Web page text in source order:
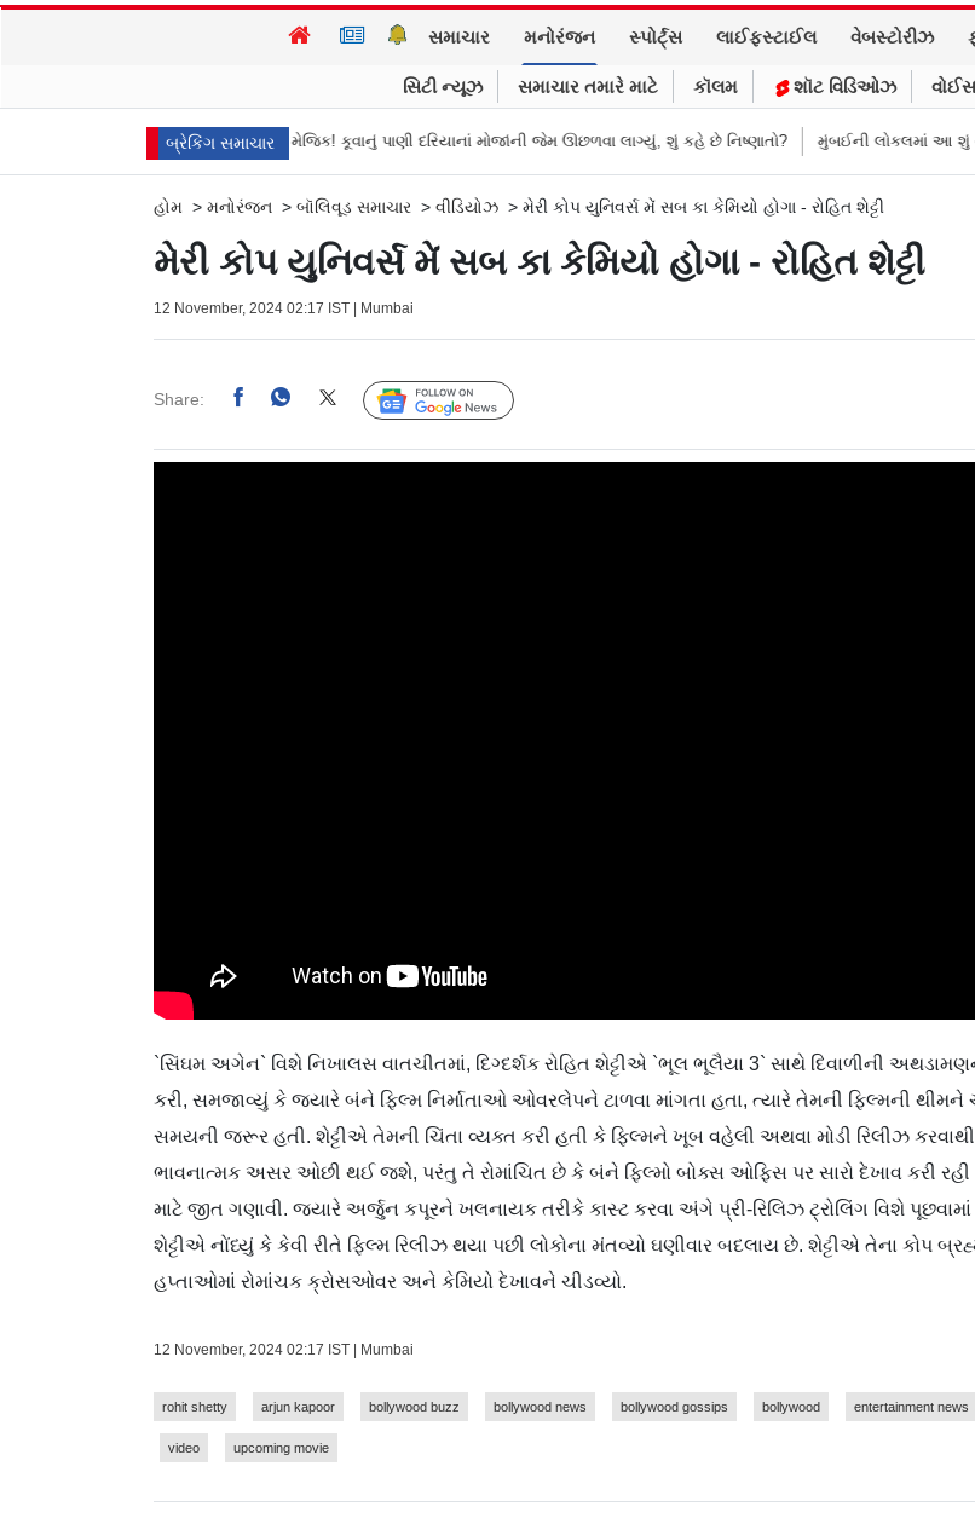
સમાચાર મનોરંજન સ્પોર્ટ્સ લાઈફસ્ટાઈલ વેબસ્ટોરીઝ
સિટી ન્યૂઝ સમાચાર તમારે માટે કૉલમ શૉટ વિડિઓઝ
બ્રેકિંગ સમાચાર
Gujarat News: મોરબીમાં મેજિક! કૂવાનું પાણી દરિયાનાં મોજાંની જેમ ઊછળવા લાગ્યું, શું કહે છે નિષ્ણાતો? મુંબઈની લોકલમાં આ શું થઈ રહ્યું છે!
હોમ > મનોરંજન > બૉલિવૂડ સમાચાર > વીડિયોઝ > મેરી કોપ યુનિવર્સ મેં સબ કા કેમિયો હોગા - રોહિત શેટ્ટી
મેરી કોપ યુનિવર્સ મેં સબ કા કેમિયો હોગા - રોહિત શેટ્ટી
12 November, 2024 02:17 IST | Mumbai
Share: Follow Us
`સિંઘમ અગેન` વિશે નિખાલસ વાતચીતમાં, દિગ્દર્શક રોહિત શેટ્ટીએ `ભૂલ ભૂલૈયા 3` સાથે દિવાળીની
કરી, સમજાવ્યું કે જ્યારે બંને ફિલ્મ નિર્માતાઓ ઓવરલેપને ટાળવા માંગતા હતા, ત્યારે તેમની ફિલ્મની થીમને
સમયની જરૂર હતી. શેટ્ટીએ તેમની ચિંતા વ્યક્ત કરી હતી કે ફિલ્મને ખૂબ વહેલી અથવા મોડી રિલીઝ
ભાવનાત્મક અસર ઓછી થઈ જશે, પરંતુ તે રોમાંચિત છે કે બંને ફિલ્મો બોક્સ ઓફિસ પર સારો દેખાવ કરી
માટે જીત ગણાવી. જ્યારે અર્જુન કપૂરને ખલનાયક તરીકે કાસ્ટ કરવા અંગે પ્રી-રિલિઝ ટ્રોલિંગ વિશે
શેટ્ટીએ નોંધ્યું કે કેવી રીતે ફિલ્મ રિલીઝ થયા પછી લોકોના મંતવ્યો ઘણીવાર બદલાય છે. શેટ્ટીએ તેના કોપ
હપ્તાઓમાં રોમાંચક ક્રોસઓવર અને કેમિયો દેખાવને ચીડવ્યો.
12 November, 2024 02:17 IST | Mumbai
rohit shetty arjun kapoor bollywood buzz bollywood news bollywood gossips bollywood entertainment news
video upcoming movie